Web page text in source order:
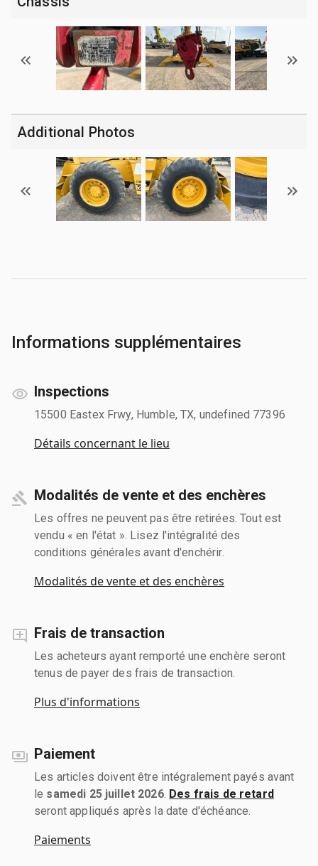
Additional Photos
Informations supplémentaires
Inspections
15500 Eastex Frwy, Humble, TX, undefined 77396
Détails concernant le lieu
Modalités de vente et des enchères
Les offres ne peuvent pas être retirées. Tout est
vendu « en l'état ». Lisez l'intégralité des
conditions générales avant d'enchérir.
Modalités de vente et des enchères
Frais de transaction
Les acheteurs ayant remporté une enchère seront
tenus de payer des frais de transaction.
Plus d'informations
Paiement
Les articles doivent être intégralement payés avant
le samedi 25 juillet 2026. Des frais de retard
seront appliqués après la date d'échéance.
Paiements